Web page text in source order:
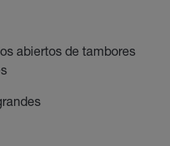
abiertos de tambores